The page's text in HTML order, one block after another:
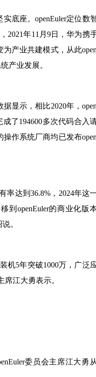
底座。openEuler定位数
2021年11月9日，华为携
产业共建模式，从此
产业发展。
显示，相比2020年，
了194600多次代码合入
作系统厂商均已发布
达到36.8%，2024年这
到openEuler的商业化版本
。
机5年突破1000万，广泛
江大勇表示。
委员会主席江大勇